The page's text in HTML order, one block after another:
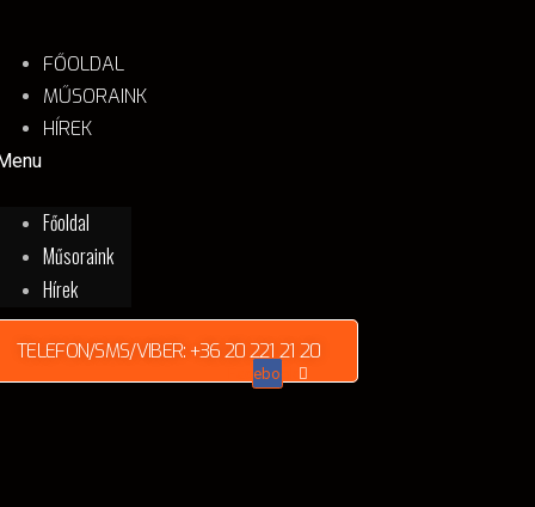
FŐOLDAL
MŰSORAINK
HÍREK
Főoldal
Műsoraink
Hírek
TELEFON/SMS/VIBER: +36 20 221 21 20
Facebook